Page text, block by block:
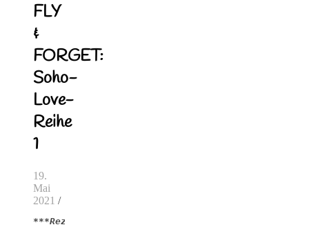
FLY
&
FORGET:
Soho-
Love-
Reihe
1
19.
Mai
2021 /
***Rezensionsexemplar***